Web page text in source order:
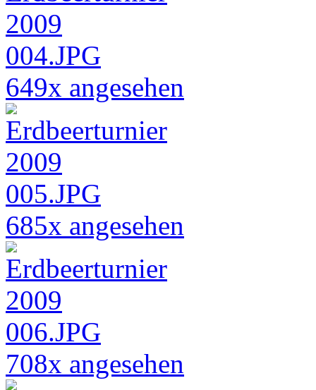
649x angesehen
685x angesehen
708x angesehen